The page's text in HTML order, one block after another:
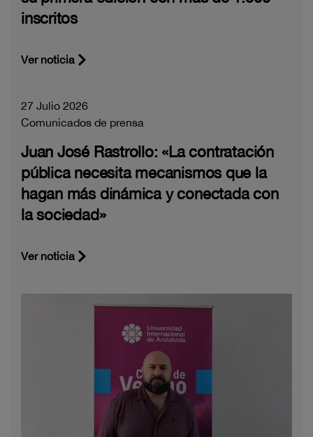
inscritos
Ver noticia
27 Julio 2026
Comunicados de prensa
Juan José Rastrollo: «La contratación
pública necesita mecanismos que la
hagan más dinámica y conectada con
la sociedad»
Ver noticia